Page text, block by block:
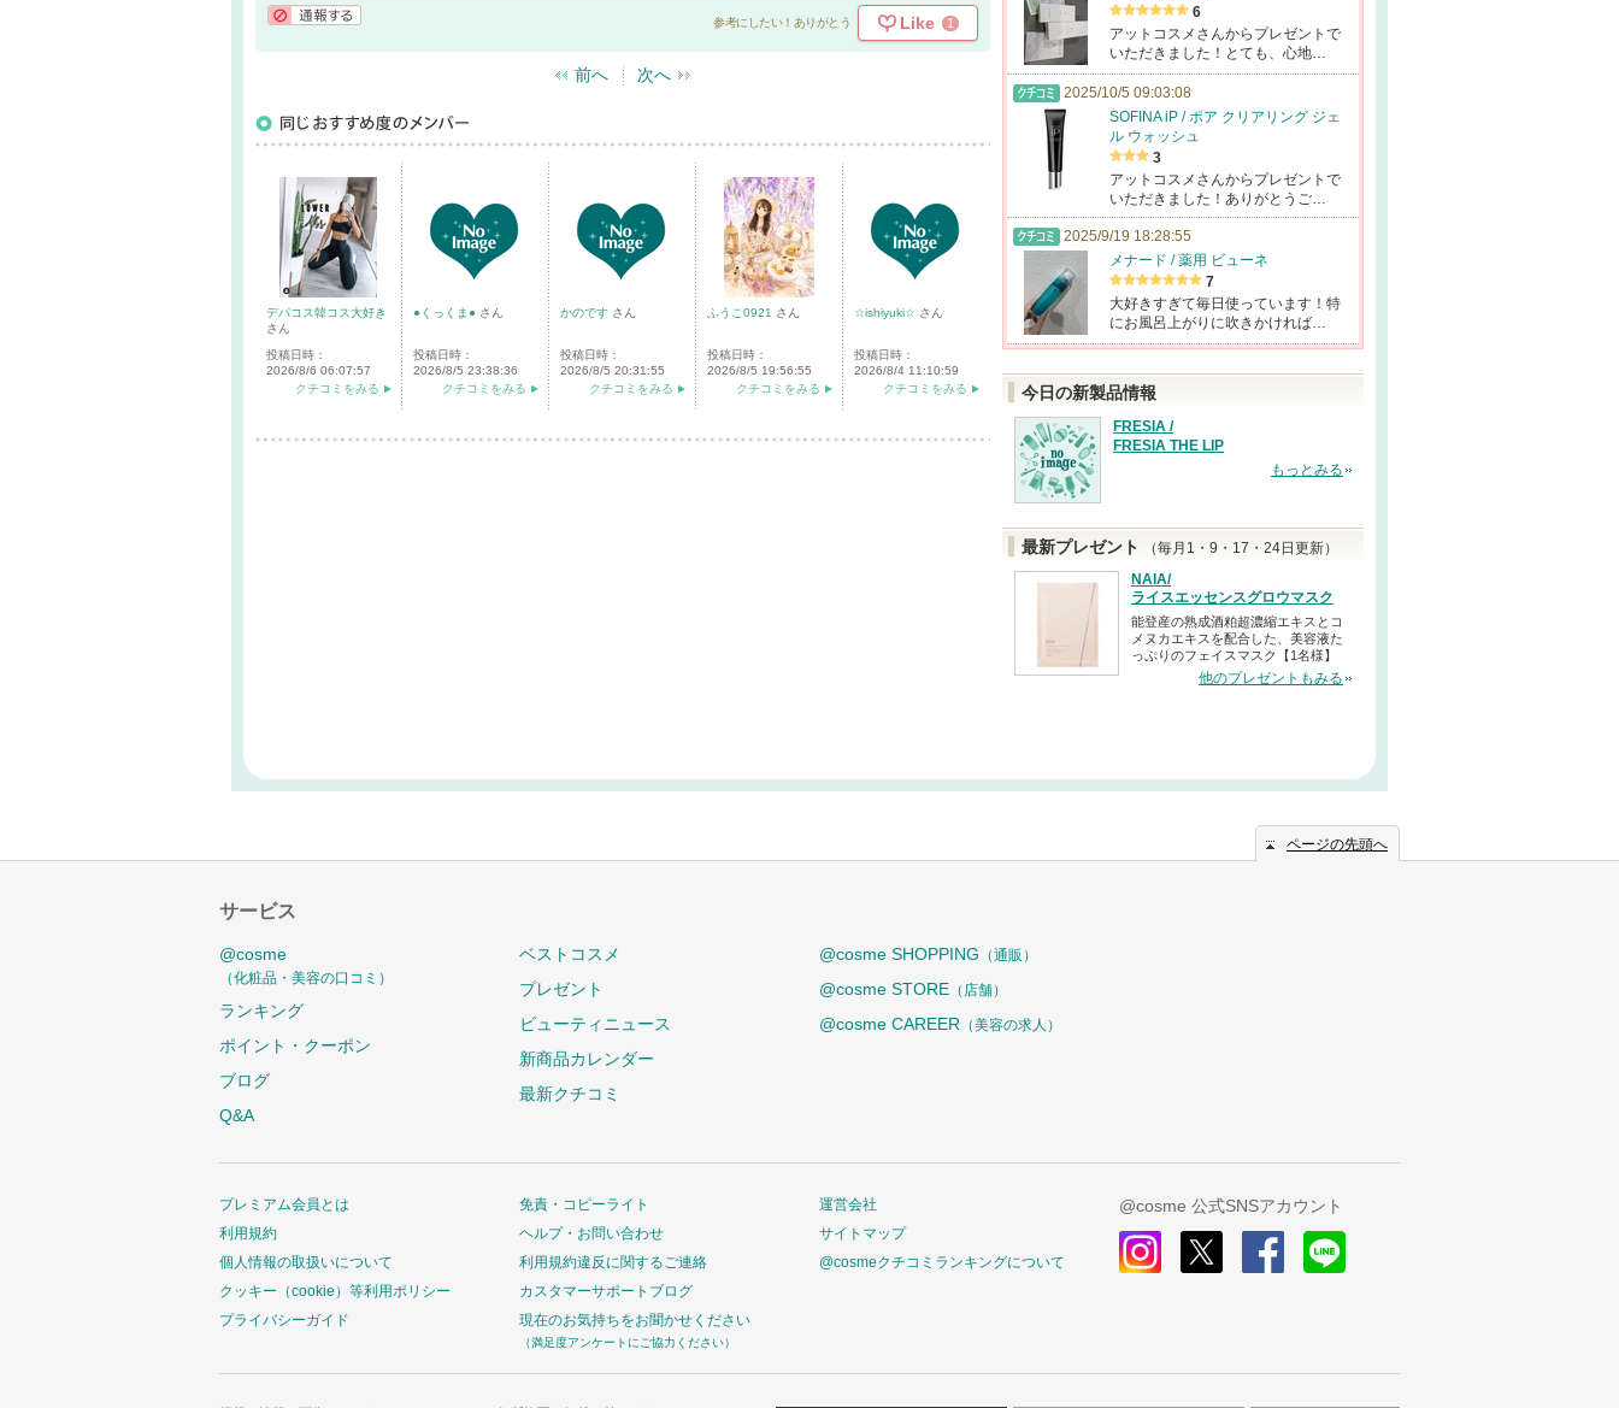
参考にしたい！ありがとう Like 1
前へ 次へ
デパコス韓コス大好き
さん
投稿日時：
2026/8/6 06:07:57
クチコミをみる
●くっくま● さん
投稿日時：
2026/8/5 23:38:36
クチコミをみる
かのです さん
投稿日時：
2026/8/5 20:31:55
クチコミをみる
ふうこ0921 さん
投稿日時：
2026/8/5 19:56:55
クチコミをみる
☆ishiyuki☆ さん
投稿日時：
2026/8/4 11:10:59
クチコミをみる
6
アットコスメさんからプレゼントで
いただきました！とても、心地…
2025/10/5 09:03:08
SOFINA iP / ポア クリアリング ジェ
ル ウォッシュ
3
アットコスメさんからプレゼントで
いただきました！ありがとうご…
2025/9/19 18:28:55
メナード / 薬用 ビューネ
7
大好きすぎて毎日使っています！特
にお風呂上がりに吹きかければ…
今日の新製品情報
FRESIA /
FRESIA THE LIP
もっとみる
最新プレゼント
（毎月1・9・17・24日更新）
NAIA/
ライスエッセンスグロウマスク
能登産の熟成酒粕超濃縮エキスとコ
メヌカエキスを配合した、美容液た
っぷりのフェイスマスク【1名様】
他のプレゼントもみる
ページの先頭へ
サービス
@cosme
（化粧品・美容の口コミ）
ランキング
ポイント・クーポン
ブログ
Q&A
ベストコスメ
プレゼント
ビューティニュース
新商品カレンダー
最新クチコミ
@cosme SHOPPING （通販）
@cosme STORE （店舗）
@cosme CAREER （美容の求人）
プレミアム会員とは
利用規約
個人情報の取扱いについて
クッキー（cookie）等利用ポリシー
プライバシーガイド
免責・コピーライト
ヘルプ・お問い合わせ
利用規約違反に関するご連絡
カスタマーサポートブログ
現在のお気持ちをお聞かせください
（満足度アンケートにご協力ください）
運営会社
サイトマップ
@cosmeクチコミランキングについて
@cosme 公式SNSアカウント